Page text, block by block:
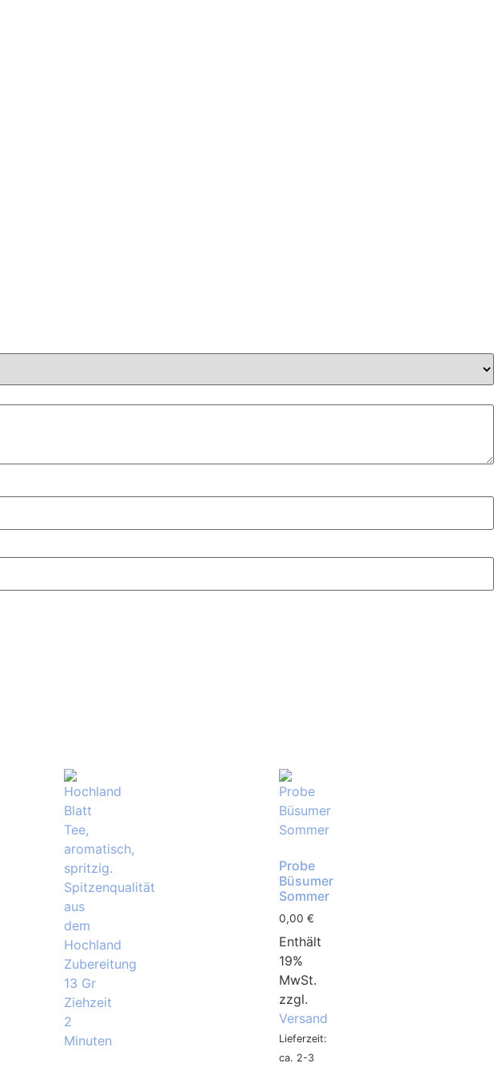
Probe
Büsumer
Sommer
0,00€
Enthält
19%
MwSt.
zzgl.
Versand
Lieferzeit:
ca. 2-3